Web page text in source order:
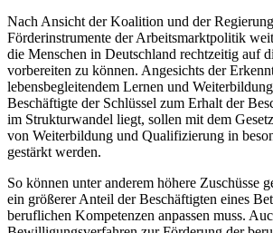
Nach Ansicht der Koalition und der
Förderinstrumente der Arbeitsmarktpolitik
die Menschen in Deutschland rechtzeitig auf
vorbereiten zu können. Angesichts der
lebensbegleitendem Lernen und
Beschäftigte der Schlüssel zum Erhalt der
im Strukturwandel liegt, sollen mit dem
von Weiterbildung und Qualifizierung in
gestärkt werden.
So können unter anderem höhere Zuschüsse
ein größerer Anteil der Beschäftigten eines
beruflichen Kompetenzen anpassen muss.